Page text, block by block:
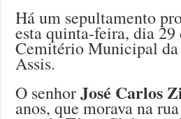
Há um sepultamento
esta quinta-feira, dia 29
Cemitério Municipal da
Assis.
O senhorJosé Carlos
anos, que morava na